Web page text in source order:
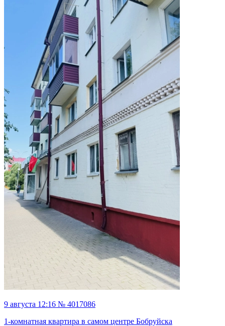
9 августа 12:16 № 4017086
1-комнатная квартира в самом центре Бобруйска